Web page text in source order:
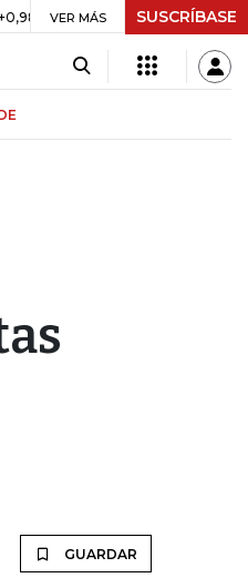
UVR $ 416,91 +$ 0,05 +0,01%
VER MÁS SUSCRÍBASE
GUARDAR